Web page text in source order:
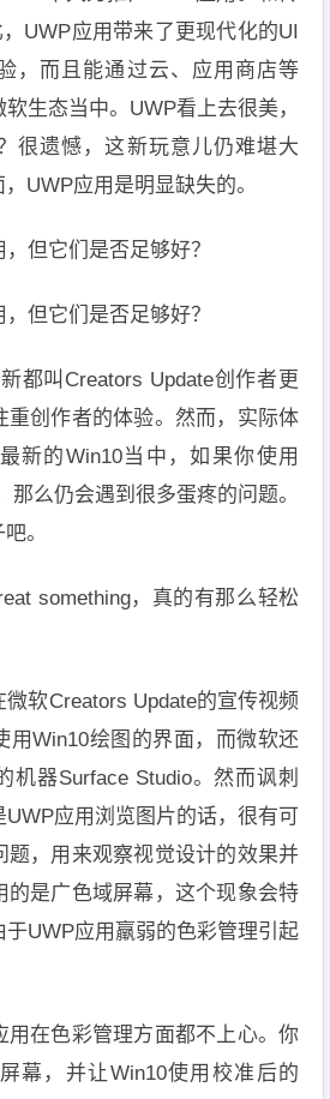
UWP应用带来了更现代化的UI
，而且能通过云、应用商店等
生态当中。UWP看上去很美，
很遗憾，这新玩意儿仍难堪大
UWP应用是明显缺失的。
但它们是否足够好？
但它们是否足够好？
都叫Creators Update创作者更
重创作者的体验。然而，实际体
新的Win10当中，如果你使用
那么仍会遇到很多蛋疼的问题。
。
something，真的有那么轻松
软Creators Update的宣传视频
用Win10绘图的界面，而微软还
机器Surface Studio。然而讽刺
应用浏览图片的话，很有可
题，用来观察视觉设计的效果并
的是广色域屏幕，这个现象会特
UWP应用羸弱的色彩管理引起
用在色彩管理方面都不上心。你
幕，并让Win10使用校准后的